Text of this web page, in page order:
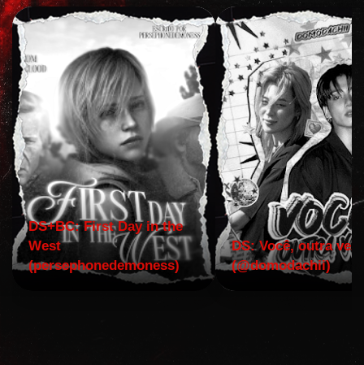
DS+BC: First Day in the
West
(persephonedemoness)
DS: Você, outra vez!
(@domodachii)